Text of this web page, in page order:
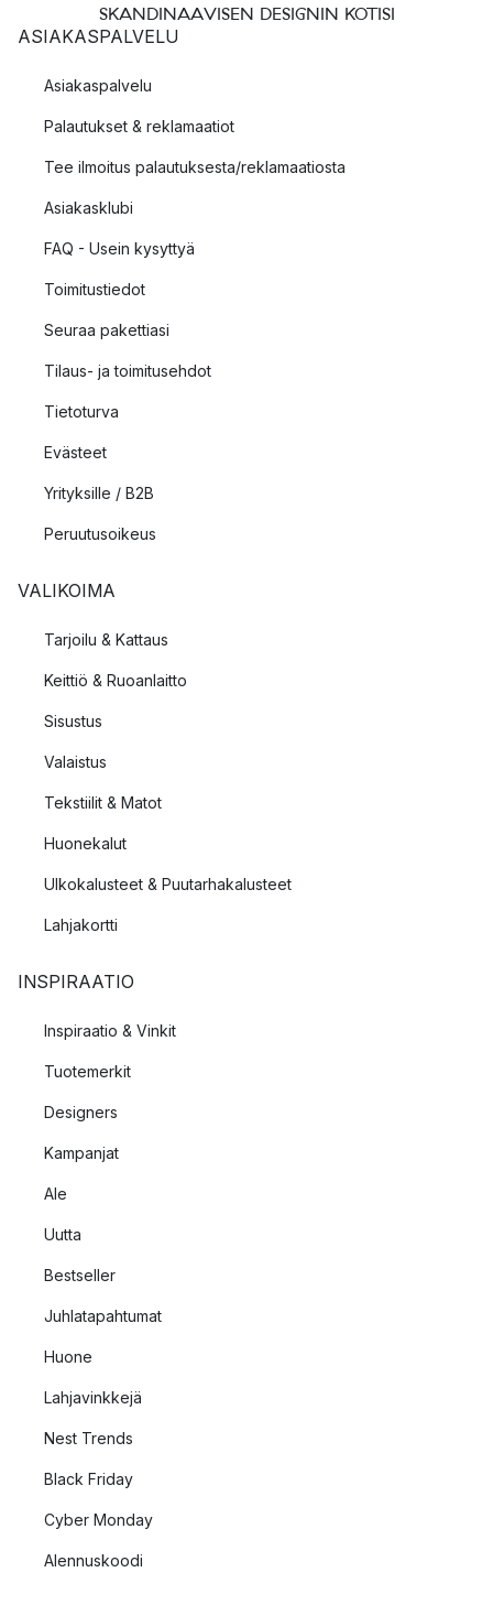
SKANDINAAVISEN DESIGNIN KOTISI
ASIAKASPALVELU
Asiakaspalvelu
Palautukset & reklamaatiot
Tee ilmoitus palautuksesta/reklamaatiosta
Asiakasklubi
FAQ - Usein kysyttyä
Toimitustiedot
Seuraa pakettiasi
Tilaus- ja toimitusehdot
Tietoturva
Evästeet
Yrityksille / B2B
Peruutusoikeus
VALIKOIMA
Tarjoilu & Kattaus
Keittiö & Ruoanlaitto
Sisustus
Valaistus
Tekstiilit & Matot
Huonekalut
Ulkokalusteet & Puutarhakalusteet
Lahjakortti
INSPIRAATIO
Inspiraatio & Vinkit
Tuotemerkit
Designers
Kampanjat
Ale
Uutta
Bestseller
Juhlatapahtumat
Huone
Lahjavinkkejä
Nest Trends
Black Friday
Cyber Monday
Alennuskoodi